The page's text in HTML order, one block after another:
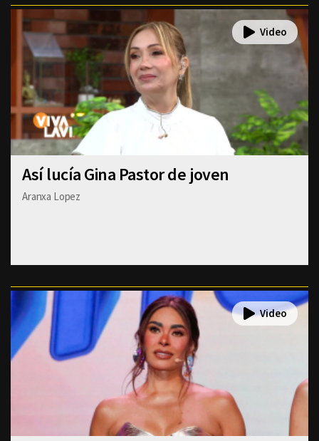
Así lucía Gina Pastor de joven
Aranxa Lopez